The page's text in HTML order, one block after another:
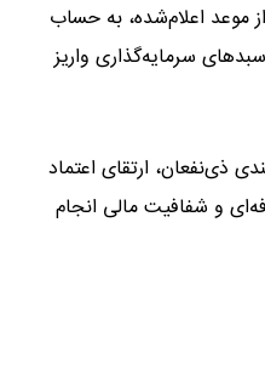
از موعد اعلام‌شده، به حساب
سرمایه‌گذاری واریز
ذی‌نفعان، ارتقای اعتماد
و شفافیت مالی انجام